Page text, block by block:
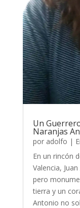
Un
Naranjas
por adolfo |
En un rincón
Valencia,
pero
tierra y un
Antonio no